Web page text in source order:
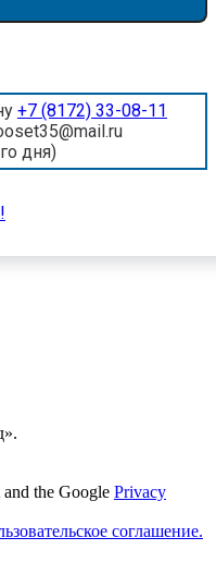
+7 (8172) 33-08-11
дня)
the Google Privacy
соглашение.